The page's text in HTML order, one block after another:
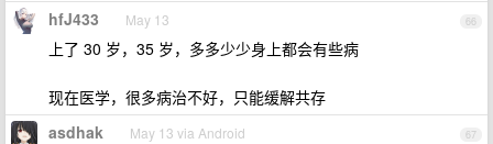
66
hfJ433 May 13
上了 30 岁，35 岁，多多少少身上都会有些病
现在医学，很多病治不好，只能缓解共存
67
asdhak May 13 via Android